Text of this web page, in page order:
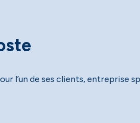
l’un de ses clients, entreprise